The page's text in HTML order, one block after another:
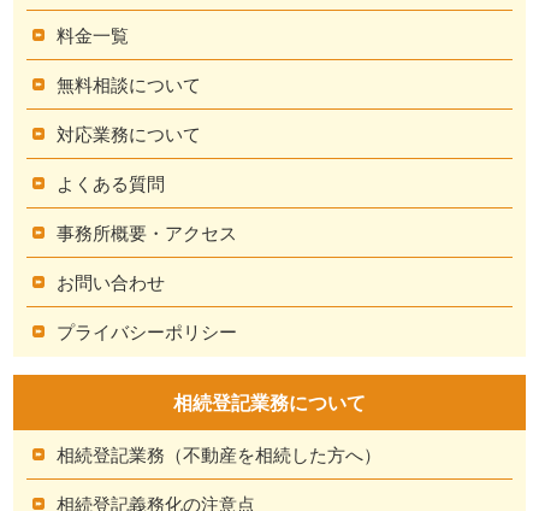
料金一覧
無料相談について
対応業務について
よくある質問
事務所概要・アクセス
お問い合わせ
プライバシーポリシー
相続登記業務について
相続登記業務（不動産を相続した方へ）
相続登記義務化の注意点